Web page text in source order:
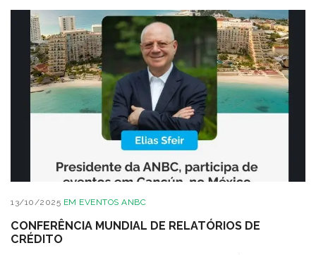
13/10/2025 EM EVENTOS ANBC
CONFERÊNCIA MUNDIAL DE RELATÓRIOS DE
CRÉDITO